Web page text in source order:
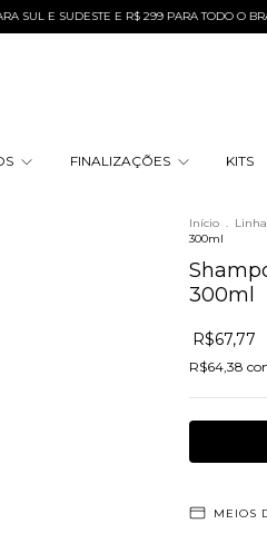
SUDESTE E R$ 299 PARA TODO O BRASIL
FINALIZAÇÕES KITS
Início .
300ml
300ml
R$67,77
R$64,38
MEIOS